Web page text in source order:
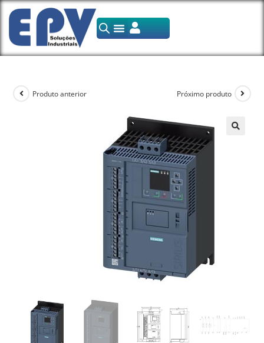
Produto anterior Próximo produto